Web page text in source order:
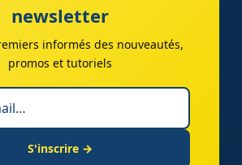
newsletter
informés des nouveautés,
promos et tutoriels
S'inscrire →